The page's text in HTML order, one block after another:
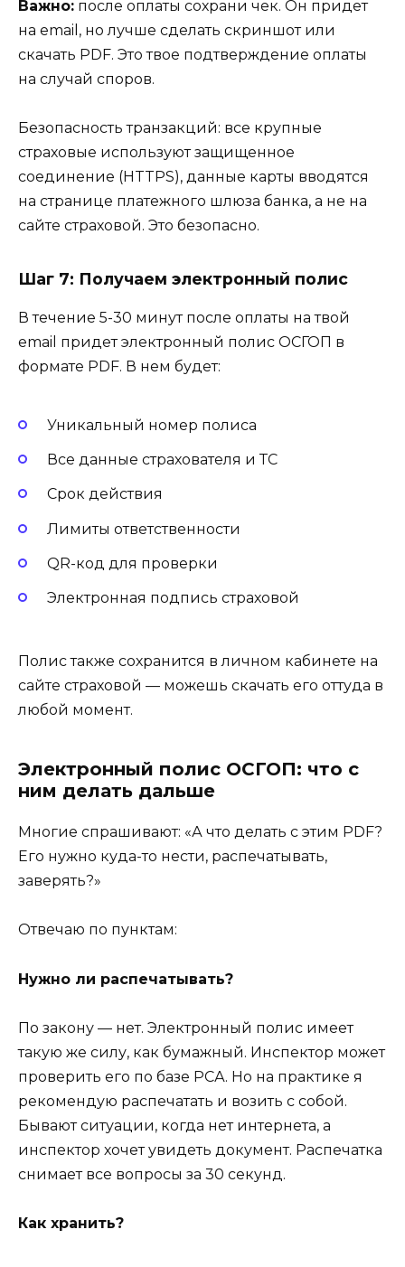
Важно: после оплаты сохрани чек. Он придет
на email, но лучше сделать скриншот или
скачать PDF. Это твое подтверждение оплаты
на случай споров.
Безопасность транзакций: все крупные
страховые используют защищенное
соединение (HTTPS), данные карты вводятся
на странице платежного шлюза банка, а не на
сайте страховой. Это безопасно.
Шаг 7: Получаем электронный полис
В течение 5-30 минут после оплаты на твой
email придет электронный полис ОСГОП в
формате PDF. В нем будет:
Уникальный номер полиса
Все данные страхователя и ТС
Срок действия
Лимиты ответственности
QR-код для проверки
Электронная подпись страховой
Полис также сохранится в личном кабинете на
сайте страховой — можешь скачать его оттуда в
любой момент.
Электронный полис ОСГОП: что с
ним делать дальше
Многие спрашивают: «А что делать с этим PDF?
Его нужно куда-то нести, распечатывать,
заверять?»
Отвечаю по пунктам:
Нужно ли распечатывать?
По закону — нет. Электронный полис имеет
такую же силу, как бумажный. Инспектор может
проверить его по базе РСА. Но на практике я
рекомендую распечатать и возить с собой.
Бывают ситуации, когда нет интернета, а
инспектор хочет увидеть документ. Распечатка
снимает все вопросы за 30 секунд.
Как хранить?